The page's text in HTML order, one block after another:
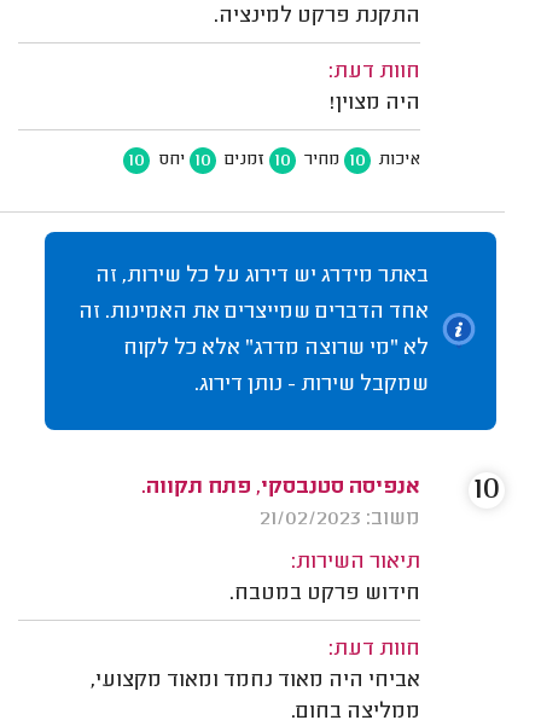
התקנת פרקט למינציה.
חוות דעת:
היה מצוין!
איכות 10 מחיר 10 זמנים 10 יחס 10
באתר מידרג יש דירוג על כל שירות, זה
אחד הדברים שמייצרים את האמינות. זה
לא "מי שרוצה מדרג" אלא כל לקוח
שמקבל שירות - נותן דירוג.
אנפיסה סטנבסקי, פתח תקווה.
משוב: 21/02/2023
תיאור השירות:
חידוש פרקט במטבח.
חוות דעת:
אביחי היה מאוד נחמד ומאוד מקצועי,
ממליצה בחום.
10